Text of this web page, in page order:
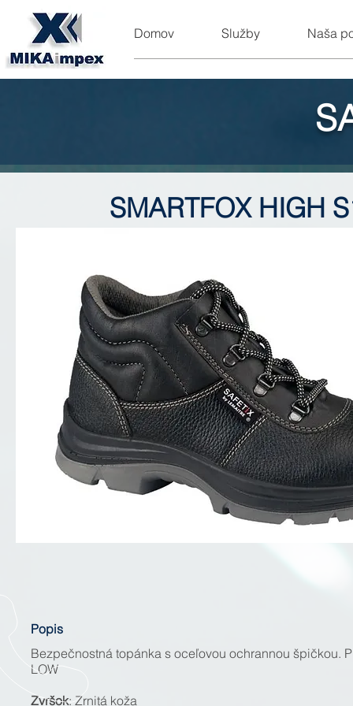
Domov Služby Naša
SMARTFOX HIGH
Popis
Bezpečnostná topánka s oceľovou ochrannou špičkou.
LOW
Zvršok: Zrnitá koža